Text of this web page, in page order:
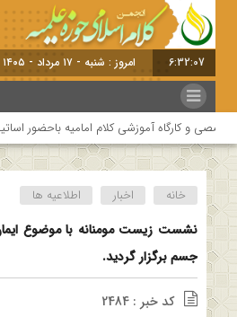
6:32:08 امروز : شنبه - ۱۷ مرداد - ۱۴۰
و کارگاه آموزشی کلام امامیه باحضور اساتید
خانه اخبار اطلاعیه ها
نشست زیست مومنانه با موضوع
جسم برگزار گردید.
کد خبر : 2484